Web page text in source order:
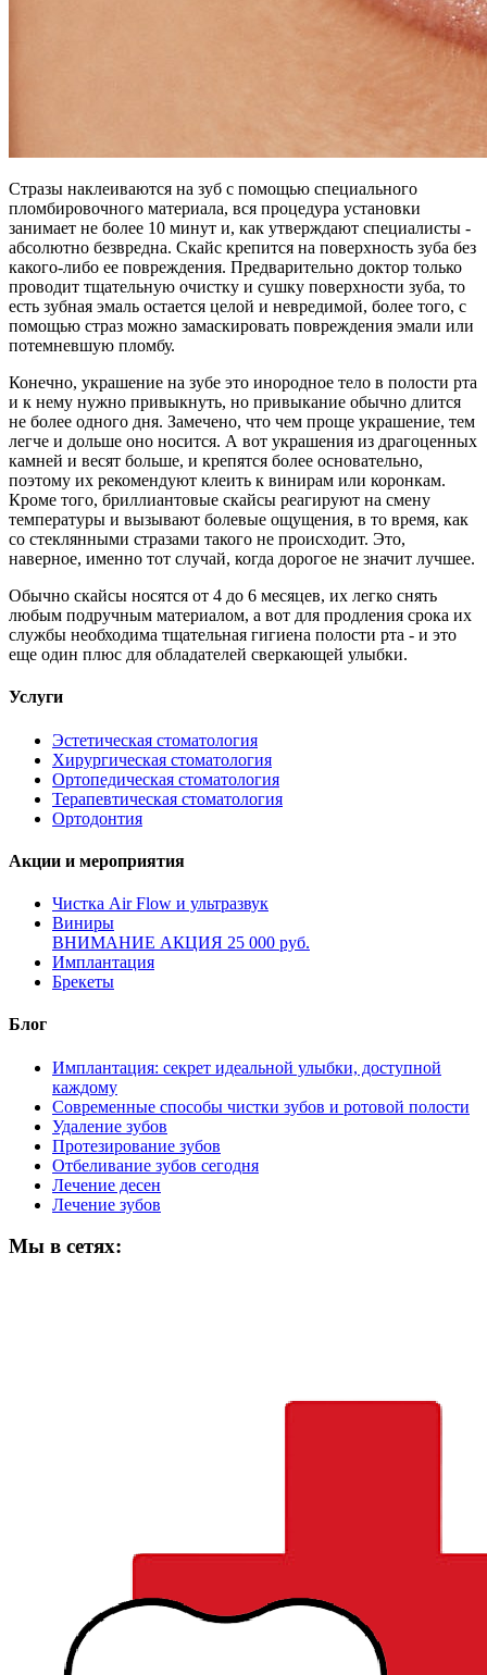
Стразы наклеиваются на зуб с помощью специального
пломбировочного материала, вся процедура установки
занимает не более 10 минут и, как утверждают специалисты -
абсолютно безвредна. Скайс крепится на поверхность зуба без
какого-либо ее повреждения. Предварительно доктор только
проводит тщательную очистку и сушку поверхности зуба, то
есть зубная эмаль остается целой и невредимой, более того, с
помощью страз можно замаскировать повреждения эмали или
потемневшую пломбу.
Конечно, украшение на зубе это инородное тело в полости рта
и к нему нужно привыкнуть, но привыкание обычно длится
не более одного дня. Замечено, что чем проще украшение, тем
легче и дольше оно носится. А вот украшения из драгоценных
камней и весят больше, и крепятся более основательно,
поэтому их рекомендуют клеить к винирам или коронкам.
Кроме того, бриллиантовые скайсы реагируют на смену
температуры и вызывают болевые ощущения, в то время, как
со стеклянными стразами такого не происходит. Это,
наверное, именно тот случай, когда дорогое не значит лучшее.
Обычно скайсы носятся от 4 до 6 месяцев, их легко снять
любым подручным материалом, а вот для продления срока их
службы необходима тщательная гигиена полости рта - и это
еще один плюс для обладателей сверкающей улыбки.
Услуги
Эстетическая стоматология
Хирургическая стоматология
Ортопедическая стоматология
Терапевтическая стоматология
Ортодонтия
Акции и мероприятия
Чистка Air Flow и ультразвук
Виниры
ВНИМАНИЕ АКЦИЯ 25 000 руб.
Имплантация
Брекеты
Блог
Имплантация: секрет идеальной улыбки, доступной
каждому
Современные способы чистки зубов и ротовой полости
Удаление зубов
Протезирование зубов
Отбеливание зубов сегодня
Лечение десен
Лечение зубов
Мы в сетях: